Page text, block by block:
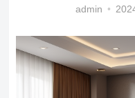
admin •